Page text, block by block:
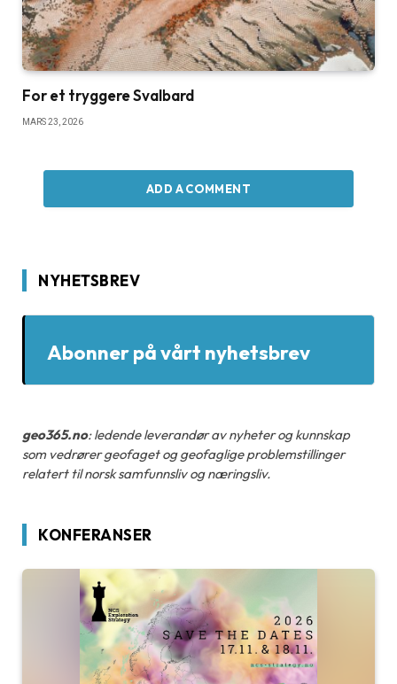
For et tryggere Svalbard
MARS 23, 2026
ADD A COMMENT
NYHETSBREV
Abonner på vårt nyhetsbrev
geo365.no: ledende leverandør av nyheter og kunnskap
som vedrører geofaget og geofaglige problemstillinger
relatert til norsk samfunnsliv og næringsliv.
KONFERANSER